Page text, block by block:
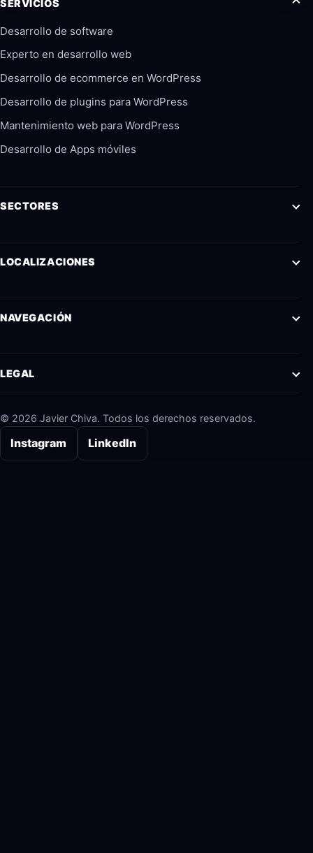
SERVICIOS
Desarrollo de software
Experto en desarrollo web
Desarrollo de ecommerce en WordPress
Desarrollo de plugins para WordPress
Mantenimiento web para WordPress
Desarrollo de Apps móviles
SECTORES
LOCALIZACIONES
NAVEGACIÓN
LEGAL
© 2026 Javier Chiva. Todos los derechos reservados.
Instagram LinkedIn